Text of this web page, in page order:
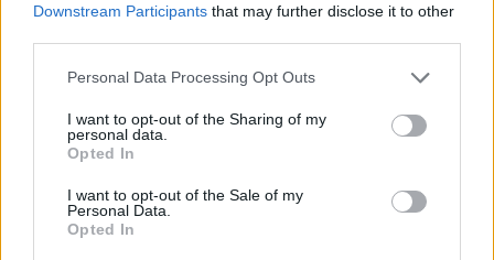
Downstream Participants that may further disclose it to other
Please note that this website/app uses one or more Google
not limited to your visit or usage behaviour. You may click to
grant or deny consent to Google and its third-party tags to
use your data for below specified purposes in below Google
consent section.
Personal Data Processing Opt Outs
I want to opt-out of the Sharing of my
personal data.
Opted In
I want to opt-out of the Sale of my
Personal Data.
Opted In
εργαζομένων τους.